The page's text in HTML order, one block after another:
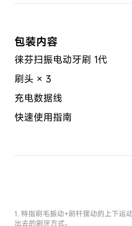
包装内容
徕芬扫振电动牙刷 1代
刷头 × 3
充电数据线
快速使用指南
特指刷毛振动+刷杆摆动的上下运
出去的刷牙方式。